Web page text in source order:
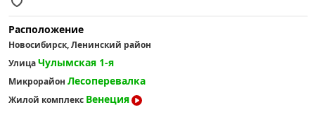
Расположение
Новосибирск, Ленинский район
УлицаЧулымская 1-я
Микрорайон Лесоперевалка
Жилой комплекс Венеция